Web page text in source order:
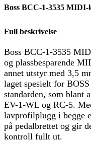
Boss BCC-1-3535 MIDI-
Full beskrivelse
Boss BCC-1-3535
og plassbesparende
annet utstyr med 3,5
laget spesielt for
standarden, som blant
EV-1-WL og RC-5.
lavprofilplugg i begge
på pedalbrettet og gir
kontroll fullt ut.